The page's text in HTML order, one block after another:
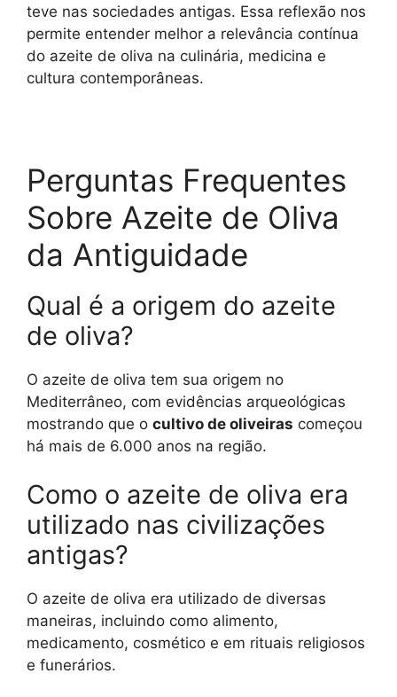
teve nas sociedades antigas. Essa reflexão nos
permite entender melhor a relevância contínua
do azeite de oliva na culinária, medicina e
cultura contemporâneas.
Perguntas Frequentes
Sobre Azeite de Oliva
da Antiguidade
Qual é a origem do azeite
de oliva?
O azeite de oliva tem sua origem no
Mediterrâneo, com evidências arqueológicas
mostrando que o cultivo de oliveiras começou
há mais de 6.000 anos na região.
Como o azeite de oliva era
utilizado nas civilizações
antigas?
O azeite de oliva era utilizado de diversas
maneiras, incluindo como alimento,
medicamento, cosmético e em rituais religiosos
e funerários.